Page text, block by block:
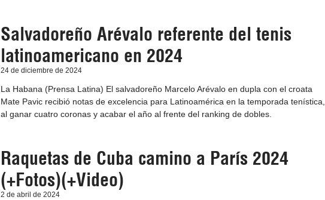
Salvadoreño Arévalo referente del tenis
latinoamericano en 2024
24 de diciembre de 2024
La Habana (Prensa Latina) El salvadoreño Marcelo Arévalo en dupla con el croata
Mate Pavic recibió notas de excelencia para Latinoamérica en la temporada tenística,
al ganar cuatro coronas y acabar el año al frente del ranking de dobles.
Raquetas de Cuba camino a París 2024
(+Fotos)(+Video)
2 de abril de 2024